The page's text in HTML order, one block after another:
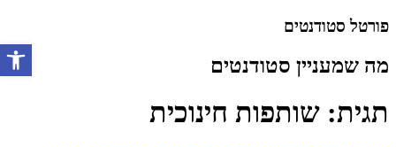
דלג
פורטל סטודנטים
מה שמעניין סטודנטים
תגית: שותפות חינוכית
פתח